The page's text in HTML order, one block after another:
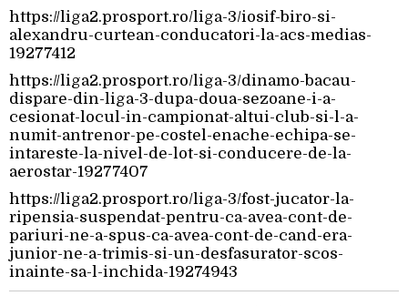
https://liga2.prosport.ro/liga-3/iosif-biro-si-
alexandru-curtean-conducatori-la-acs-medias-
19277412
https://liga2.prosport.ro/liga-3/dinamo-bacau-
dispare-din-liga-3-dupa-doua-sezoane-i-a-
cesionat-locul-in-campionat-altui-club-si-l-a-
numit-antrenor-pe-costel-enache-echipa-se-
intareste-la-nivel-de-lot-si-conducere-de-la-
aerostar-19277407
https://liga2.prosport.ro/liga-3/fost-jucator-la-
ripensia-suspendat-pentru-ca-avea-cont-de-
pariuri-ne-a-spus-ca-avea-cont-de-cand-era-
junior-ne-a-trimis-si-un-desfasurator-scos-
inainte-sa-l-inchida-19274943